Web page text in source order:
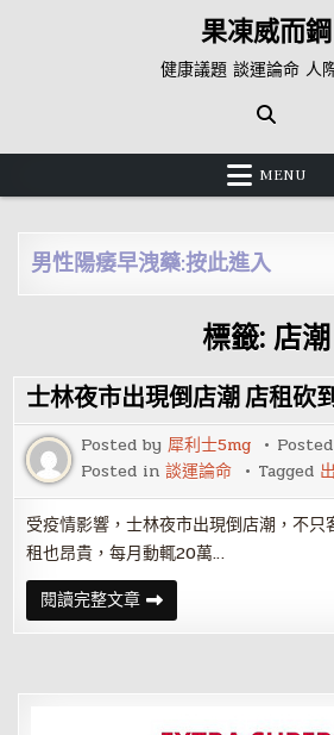
果凍威而鋼
健康議題 談運論命 人
MENU
男性陽痿早洩藥:按此進入
標籤: 店潮
士林夜市出現倒店潮 店租砍
Posted by犀利士5mg
Posted in談運論命 Tagged
受疫情影響，士林夜市出現倒店潮，不
租也昂貴，每月動輒20萬…
閱讀完整文章士
林
夜
倒